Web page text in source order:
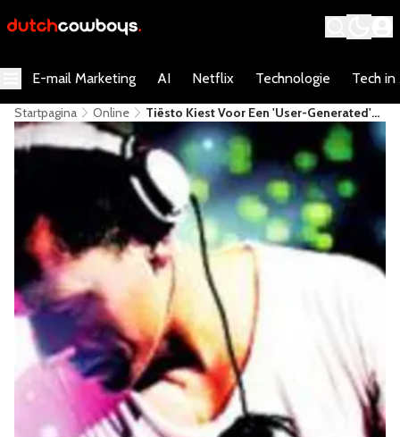
E-mail Marketing AI Netflix Technologie Tech in
Startpagina Online
Tiësto Kiest Voor Een 'user-Generated'
Videoclip